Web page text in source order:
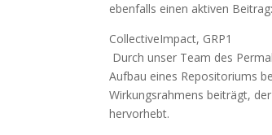
ebenfalls einen aktiven Beitrag:
CollectiveImpact, GRP1
Durch unser Team des
Aufbau eines Repositoriums
Wirkungsrahmens beiträgt,
hervorhebt.